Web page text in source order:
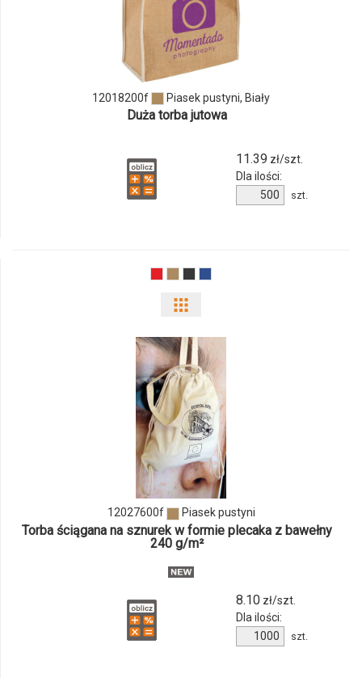
produktu
12018200f
12018200f Piasek pustyni, Biały
Duża torba jutowa
11.39 zł/szt.
Dla ilości:
produktu
szt.
odmiany
i
ilości
produktu
12027600f
12027600f Piasek pustyni
Torba ściągana na sznurek w formie plecaka z bawełny
240 g/m²
8.10zł/szt.
Dla ilości:
Ilość
produktu
szt.